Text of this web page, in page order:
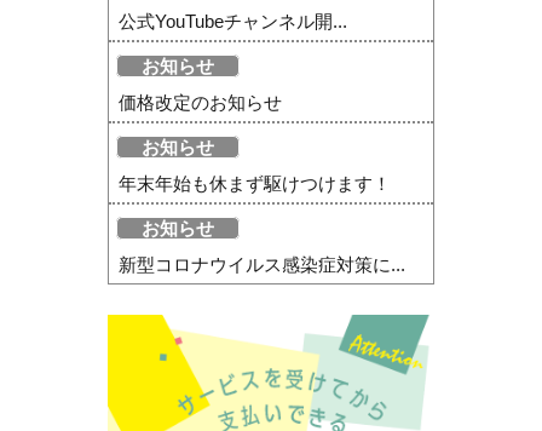
公式YouTubeチャンネル開...
お知らせ
価格改定のお知らせ
お知らせ
年末年始も休まず駆けつけます！
お知らせ
新型コロナウイルス感染症対策に...